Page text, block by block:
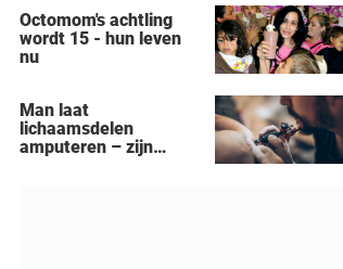
zonnebank
Octomom's achtling
wordt 15 - hun leven
nu
Man laat
lichaamsdelen
amputeren – zijn